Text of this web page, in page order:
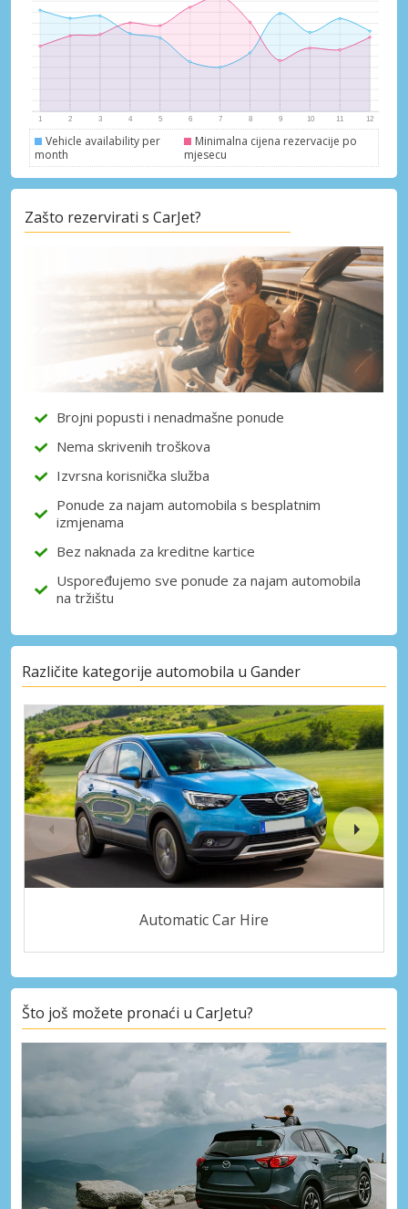
Posebni popusti
Pristupite ekskluzivnim ponudama naših
dobavljača
Prijava putem eLinka
Vehicle availability per
month
Minimalna cijena rezervacije po
mjesecu
Zašto rezervirati s CarJet?
Brojni popusti i nenadmašne ponude
Nema skrivenih troškova
Izvrsna korisnička služba
Ponude za najam automobila s besplatnim
izmjenama
Bez naknada za kreditne kartice
Uspoređujemo sve ponude za najam automobila
na tržištu
Različite kategorije automobila u Gander
Automatic Car Hire
Što još možete pronaći u CarJetu?